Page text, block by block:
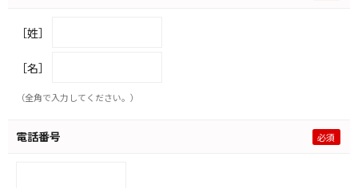
［姓］
［名］
（全角で入力してください。）
電話番号